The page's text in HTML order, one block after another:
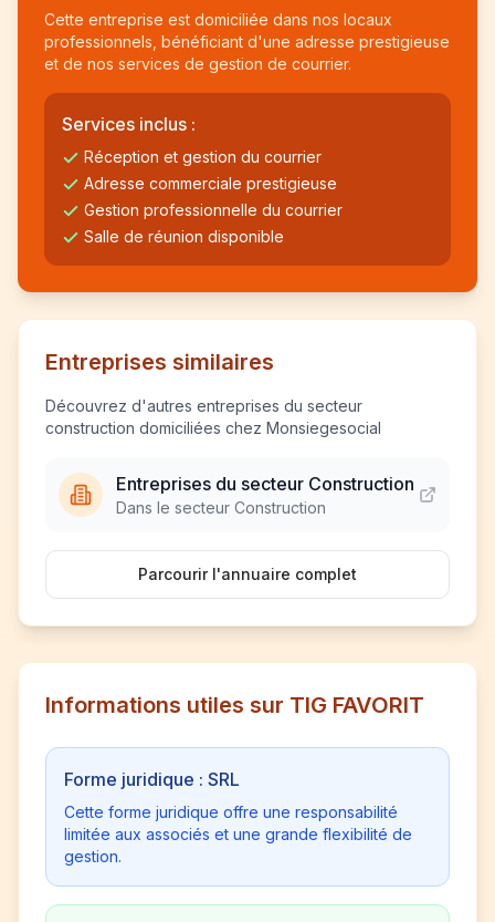
Cette entreprise est domiciliée dans nos locaux
professionnels, bénéficiant d'une adresse prestigieuse
et de nos services de gestion de courrier.
Services inclus :
Réception et gestion du courrier
Adresse commerciale prestigieuse
Gestion professionnelle du courrier
Salle de réunion disponible
Entreprises similaires
Découvrez d'autres entreprises du secteur
construction domiciliées chez Monsiegesocial
Entreprises du secteur Construction
Dans le secteur Construction
Parcourir l'annuaire complet
Informations utiles sur TIG FAVORIT
Forme juridique : SRL
Cette forme juridique offre une responsabilité
limitée aux associés et une grande flexibilité de
gestion.